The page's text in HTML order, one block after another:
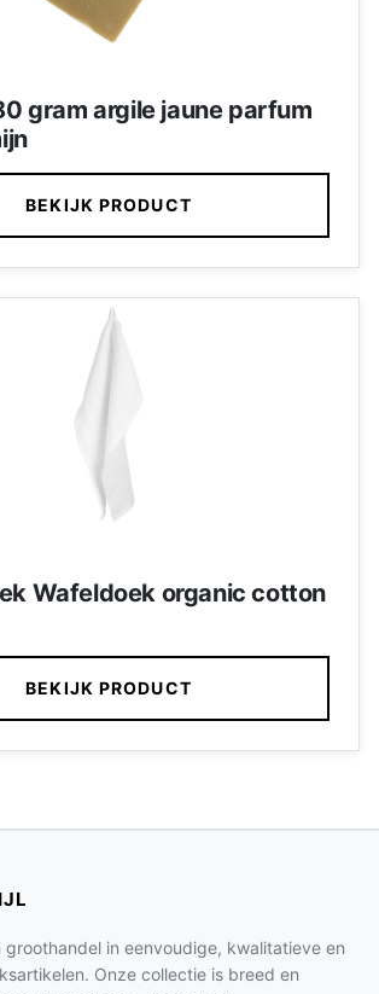
gram argile jaune parfum
BEKIJK PRODUCT
Wafeldoek organic cotton
BEKIJK PRODUCT
groothandel in eenvoudige, kwalitatieve en
Onze collectie is breed en